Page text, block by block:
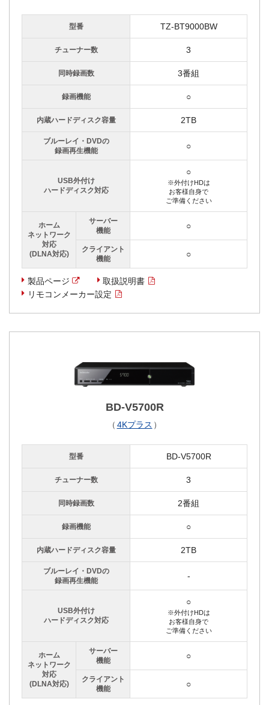
型番 TZ-BT9000BW
チューナー数 3
同時録画数 3番組
録画機能 ○
内蔵ハードディスク容量 2TB
ブルーレイ・DVDの
録画再生機能
○
USB外付け
ハードディスク対応
○
※外付けHDは
お客様自身で
ご準備ください
ホーム
ネットワーク
対応
(DLNA対応)
サーバー
機能
○
クライアント
機能
○
製品ページ
取扱説明書
リモコンメーカー設定
BD-V5700R
（ 4Kプラス ）
型番 BD-V5700R
チューナー数 3
同時録画数 2番組
録画機能 ○
内蔵ハードディスク容量 2TB
ブルーレイ・DVDの
録画再生機能
-
USB外付け
ハードディスク対応
○
※外付けHDは
お客様自身で
ご準備ください
ホーム
ネットワーク
対応
(DLNA対応)
サーバー
機能
○
クライアント
機能
○